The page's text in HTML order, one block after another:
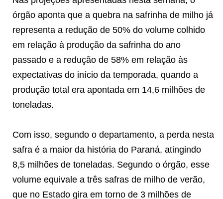
órgão aponta que a quebra na safrinha de milho já
representa a redução de 50% do volume colhido
em relação à produção da safrinha do ano
passado e a redução de 58% em relação às
expectativas do início da temporada, quando a
produção total era apontada em 14,6 milhões de
toneladas.
Com isso, segundo o departamento, a perda nesta
safra é a maior da história do Paraná, atingindo
8,5 milhões de toneladas. Segundo o órgão, esse
volume equivale a três safras de milho de verão,
que no Estado gira em torno de 3 milhões de